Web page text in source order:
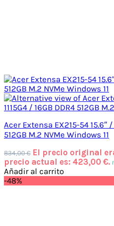
Acer Extensa EX215-54 15.6″ /
512GB M.2 NVMe Windows 11
834,00€ El precio original
precio actual es: 423,00 €.
Añadir al carrito
-48%